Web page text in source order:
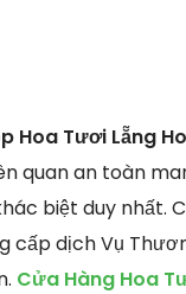
Hoa Tươi Lẵng
quan an toàn
biệt duy nhất.
cấp dịch Vụ
Cửa Hàng Hoa